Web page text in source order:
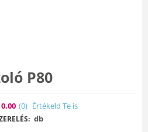
P80
0.00 (0) Értékeld Te is
db